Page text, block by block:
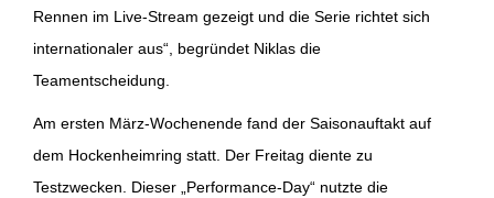
Rennen im Live-Stream gezeigt und die Serie richtet sich
internationaler aus“, begründet Niklas die
Teamentscheidung.
Am ersten März-Wochenende fand der Saisonauftakt auf
dem Hockenheimring statt. Der Freitag diente zu
Testzwecken. Dieser „Performance-Day“ nutzte die